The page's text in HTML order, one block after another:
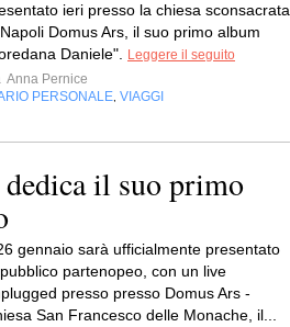
ieri presso la chiesa sconsacrata
Domus Ars, il suo primo album
Daniele".
Leggere il seguito
Anna Pernice
PERSONALE VIAGGI
il suo primo
gennaio sarà ufficialmente presentato
partenopeo, con un live
presso presso Domus Ars -
San Francesco delle Monache, il...